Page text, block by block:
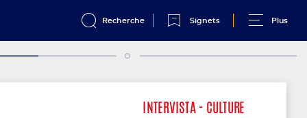
Recherche Signets Plus
PAGE18
INTERVISTA - CULTURE
INTERVISTA - CULTURE